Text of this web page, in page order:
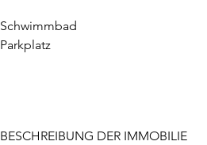
Schwimmbad
Parkplatz
BESCHREIBUNG DER IMMOBILIE